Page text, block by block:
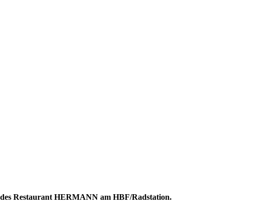
Restaurant HERMANN am HBF/Radstation.